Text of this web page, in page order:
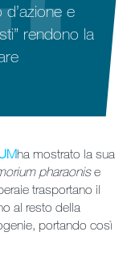
e
rendono la
ha mostrato la sua
pharaonise
trasportano il
al resto della
portando così